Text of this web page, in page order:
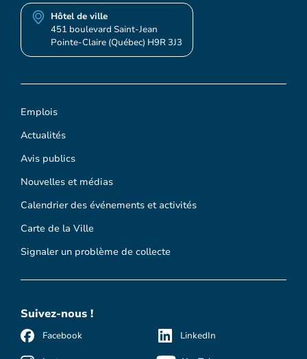
Emplois
Actualités
Avis publics
Nouvelles et médias
Calendrier des événements et activités
Carte de la Ville
Signaler un problème de collecte
Hôtel de ville
451 boulevard Saint-Jean
Pointe-Claire (Québec) H9R 3J3
Suivez-nous !
Facebook LinkedIn